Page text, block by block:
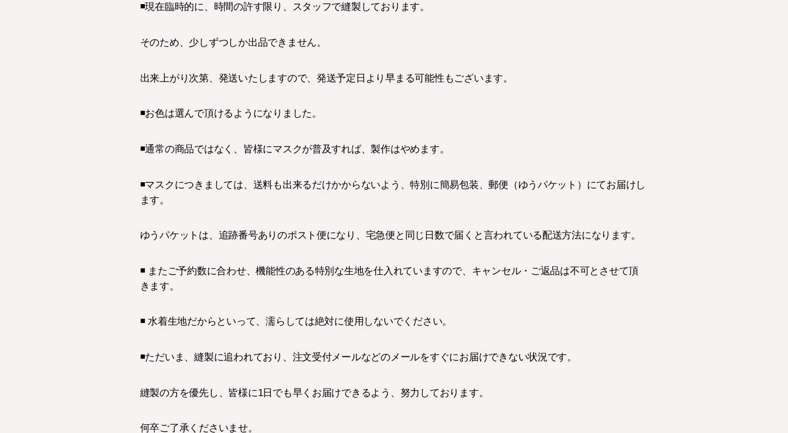
◾️現在臨時的に、時間の許す限り、スタッフで縫製しております。
そのため、少しずつしか出品できません。
出来上がり次第、発送いたしますので、発送予定日より早まる可能性もございます。
◾️お色は選んで頂けるようになりました。
◾️通常の商品ではなく、皆様にマスクが普及すれば、製作はやめます。
◾️マスクにつきましては、送料も出来るだけかからないよう、特別に簡易包装、郵便（ゆうパケット）にてお届けし
ます。
ゆうパケットは、追跡番号ありのポスト便になり、宅急便と同じ日数で届くと言われている配送方法になります。
◾️ またご予約数に合わせ、機能性のある特別な生地を仕入れていますので、キャンセル・ご返品は不可とさせて頂
きます。
◾️ 水着生地だからといって、濡らしては絶対に使用しないでください。
◾️ただいま、縫製に追われており、注文受付メールなどのメールをすぐにお届けできない状況です。
縫製の方を優先し、皆様に1日でも早くお届けできるよう、努力しております。
何卒ご了承くださいませ。